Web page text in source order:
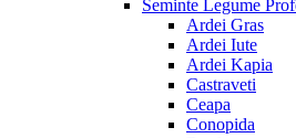
Seminte Legume
Ardei Gras
Ardei Iute
Ardei Kapia
Castraveti
Ceapa
Conopida